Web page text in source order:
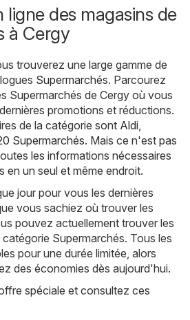
ligne des magasins de
à Cergy
trouverez une large gamme de
Supermarchés. Parcourez
Supermarchés de Cergy où vous
promotions et réductions.
de la catégorie sont Aldi,
Supermarchés. Mais ce n'est pas
les informations nécessaires
en un seul et même endroit.
jour pour vous les dernières
vous sachiez où trouver les
pouvez actuellement trouver les
Supermarchés. Tous les
pour une durée limitée, alors
des économies dès aujourd'hui.
spéciale et consultez ces